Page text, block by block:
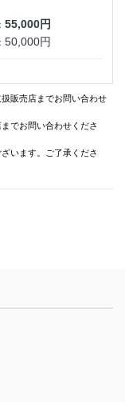
55,000円
50,000円
販売店までお問い合わせ
でお問い合わせくださ
います。ご了承くださ